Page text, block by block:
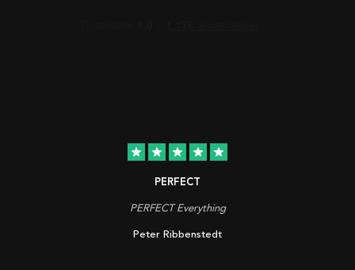
star star star star star
PERFECT
PERFECT Everything
Peter Ribbenstedt